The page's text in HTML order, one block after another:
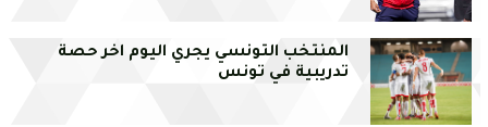
المنتخب التونسي يجري اليوم اخر حصة
تدريبية في تونس